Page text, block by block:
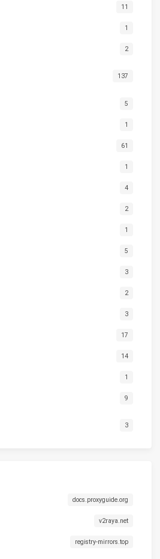
11
1
2
137
5
1
61
1
4
2
1
5
3
2
3
17
14
1
9
3
docs.proxyguide.org
v2raya.net
registry-mirrors.top